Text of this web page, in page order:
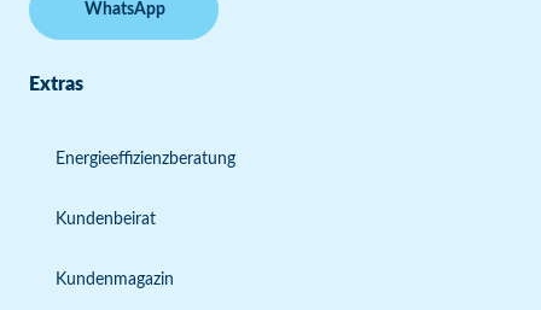
WhatsApp
Extras
Energieeffizienzberatung
Kundenbeirat
Kundenmagazin